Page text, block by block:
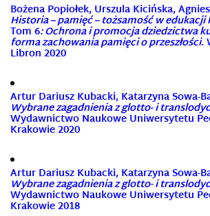
Bożena Popiołek, Urszula Kicińska,
Historia – pamięć – tożsamość w
Tom 6: Ochrona i promocja dziedzictwa
forma zachowania pamięci o przeszłości.
Libron 2020
Artur Dariusz Kubacki, Katarzyna Sowa-
Wybrane zagadnienia z glotto- i
Wydawnictwo Naukowe Uniwersytetu
Krakowie 2020
Artur Dariusz Kubacki, Katarzyna Sowa-
Wybrane zagadnienia z glotto- i
Wydawnictwo Naukowe Uniwersytetu
Krakowie 2018